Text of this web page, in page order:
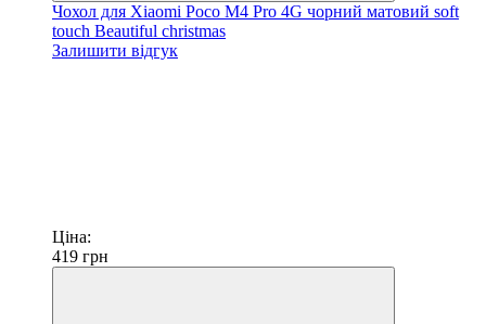
Чохол для Xiaomi Poco M4 Pro 4G чорний матовий soft
touch Beautiful christmas
Залишити відгук
Ціна:
419 грн